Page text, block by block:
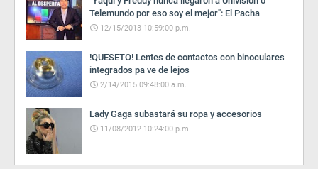
Telemundo por eso soy el mejor": El Pacha
12/15/2013 10:59:00 p.m.
!QUESETO! Lentes de contactos con binoculares
integrados pa ve de lejos
2/14/2015 09:48:00 a.m.
Lady Gaga subastará su ropa y accesorios
11/08/2012 10:24:00 p.m.